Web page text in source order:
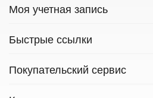
Моя учетная запись
Быстрые ссылки
Покупательский сервис